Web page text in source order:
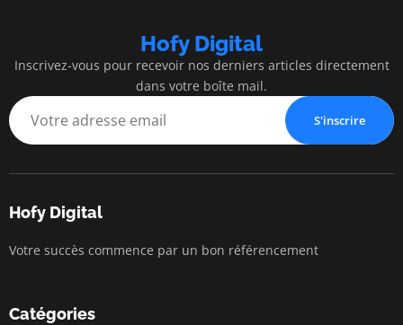
Hofy Digital
Inscrivez-vous pour recevoir nos derniers articles directement
dans votre boîte mail.
S'inscrire
Hofy Digital
Votre succès commence par un bon référencement
Catégories